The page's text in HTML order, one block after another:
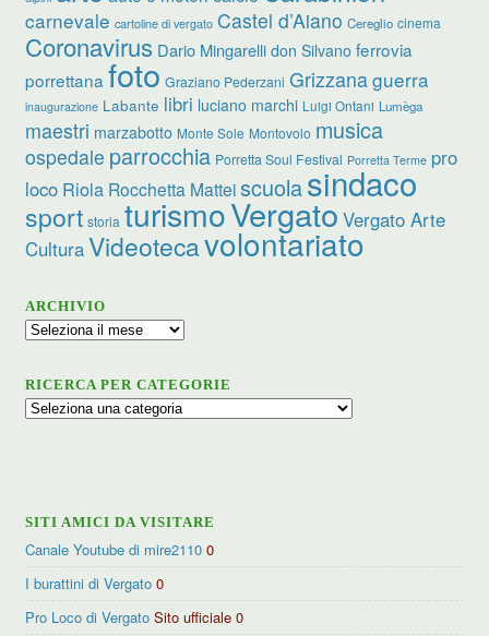
carnevale cartoline di vergato Castel d’Aiano Cereglio cinema
Coronavirus Dario Mingarelli don Silvano ferrovia
porrettana foto Graziano Pederzani Grizzanaguerra
inaugurazione Labante libri luciano marchi Luigi Ontani Lumèga
maestri marzabotto Monte Sole Montovolo musica
ospedale parrocchia Porretta Soul Festival Porretta Terme pro
loco Riola Rocchetta Matteiscuolasindaco
sport storia turismoVergato Vergato Arte
CulturaVideotecavolontariato
ARCHIVIO
Archivio
RICERCA PER CATEGORIE
Ricerca
SITI AMICI DA VISITARE
Canale Youtube di mire2110 0
I burattini di Vergato 0
Pro Loco di Vergato Sito ufficiale 0